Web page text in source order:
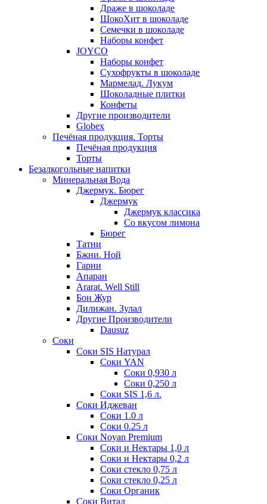
Драже в шоколаде
ШокоХит в шоколаде
Семечки в шоколаде
Наборы конфет
JOYCO
Наборы конфет
Сухофрукты в шоколаде
Мармелад. Лукум
Шоколадные плитки
Конфеты
Другие производители
Globex
Печёная продукция. Торты
Печёная продукция
Торты
Безалкогольные напитки
Минеральная Вода
Джермук. Бюрег
Джермук
Джермук классика
Со вкусом лимона
Бюрег
Татни
Бжни. Ной
Гарни
Апаран
Ararat. Well Still
Бон Жур
Дилижан. Зулал
Другие Производители
Dausuz
Соки
Соки SIS Натурал
Соки YAN
Соки 0,930 л
Соки 0,250 л
Соки SIS 1,6 л.
Соки Иджеван
Соки 1.0 л
Соки 0.25 л
Соки Noyan Premium
Соки и Нектары 1,0 л
Соки и Нектары 0,2 л
Соки стекло 0,75 л
Соки стекло 0,25 л
Соки Органик
Соки Витал